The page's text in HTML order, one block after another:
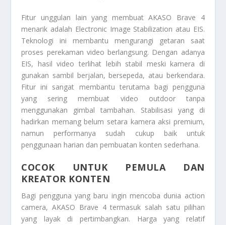
Fitur unggulan lain yang membuat AKASO Brave 4
menarik adalah Electronic Image Stabilization atau EIS.
Teknologi ini membantu mengurangi getaran saat
proses perekaman video berlangsung. Dengan adanya
EIS, hasil video terlihat lebih stabil meski kamera di
gunakan sambil berjalan, bersepeda, atau berkendara.
Fitur ini sangat membantu terutama bagi pengguna
yang sering membuat video outdoor tanpa
menggunakan gimbal tambahan. Stabilisasi yang di
hadirkan memang belum setara kamera aksi premium,
namun performanya sudah cukup baik untuk
penggunaan harian dan pembuatan konten sederhana.
COCOK UNTUK PEMULA DAN
KREATOR KONTEN
Bagi pengguna yang baru ingin mencoba dunia action
camera, AKASO Brave 4 termasuk salah satu pilihan
yang layak di pertimbangkan. Harga yang relatif